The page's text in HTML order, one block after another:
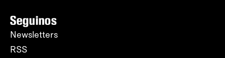
Seguinos
Newsletters
RSS